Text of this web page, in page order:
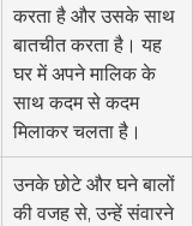
करता है और उसके साथ
बातचीत करता है। यह
घर में अपने मालिक के
साथ कदम से कदम
मिलाकर चलता है।
उनके छोटे और घने बालों
की वजह से, उन्हें संवारने